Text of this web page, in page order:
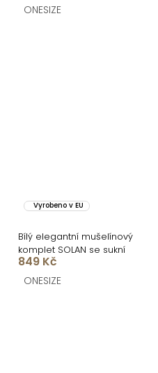
ONESIZE
Vyrobeno v EU
Bílý elegantní mušelínový
komplet SOLAN se sukní
849 Kč
ONESIZE